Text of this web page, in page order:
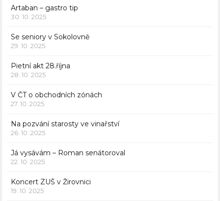
Artaban – gastro tip
30. 10. 2025
Se seniory v Sokolovně
29. 10. 2025
Pietní akt 28.října
28. 10. 2025
V ČT o obchodních zónách
27. 10. 2025
Na pozvání starosty ve vinařství
26. 10. 2025
Já vysávám – Roman senátoroval
22. 10. 2025
Koncert ZUŠ v Žirovnici
19. 10. 2025